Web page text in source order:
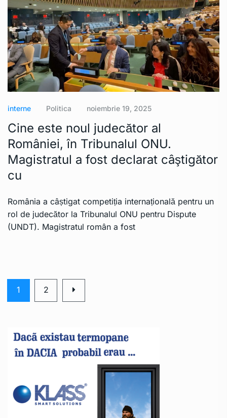
interne Politica noiembrie 19, 2025
Cine este noul judecător al
României, în Tribunalul ONU.
Magistratul a fost declarat câştigător
cu
România a câștigat competiția internațională pentru un
rol de judecător la Tribunalul ONU pentru Dispute
(UNDT). Magistratul român a fost
1 2